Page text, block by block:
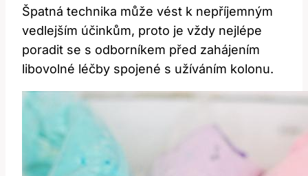
Špatná technika může vést k nepříjemným
vedlejším účinkům, proto je vždy nejlépe
poradit se s odborníkem před zahájením
libovolné léčby spojené s užíváním kolonu.